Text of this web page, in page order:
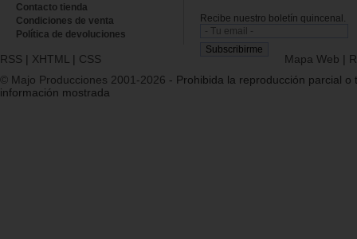
Contacto tienda
Condiciones de venta
Política de devoluciones
Recibe nuestro boletín quincenal.
RSS | XHTML | CSS Mapa Web |
© Majo Producciones 2001-2026 - Prohibida la reproducción parcial o
información mostrada